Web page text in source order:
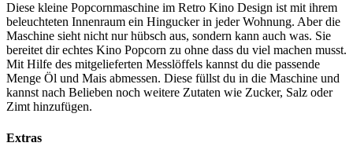
Diese kleine Popcornmaschine im Retro Kino Design ist mit ihrem
beleuchteten Innenraum ein Hingucker in jeder Wohnung. Aber die
Maschine sieht nicht nur hübsch aus, sondern kann auch was. Sie
bereitet dir echtes Kino Popcorn zu ohne dass du viel machen musst.
Mit Hilfe des mitgelieferten Messlöffels kannst du die passende
Menge Öl und Mais abmessen. Diese füllst du in die Maschine und
kannst nach Belieben noch weitere Zutaten wie Zucker, Salz oder
Zimt hinzufügen.
Extras